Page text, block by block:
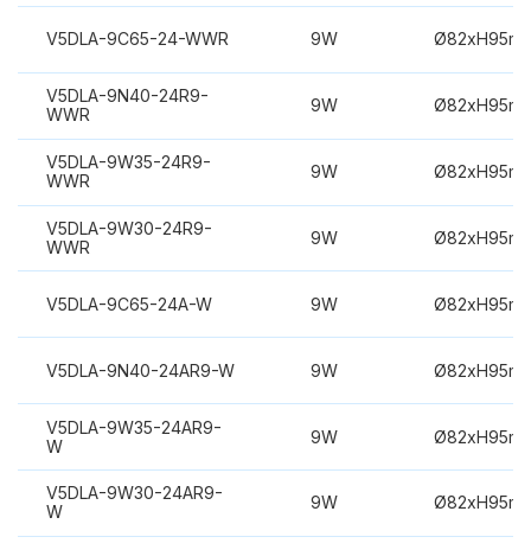
V5DLA-9C65-24-WWR 9W
V5DLA-9N40-24R9-
WWR
9W
V5DLA-9W35-24R9-
WWR
9W
V5DLA-9W30-24R9-
WWR
9W
V5DLA-9C65-24A-W 9W
V5DLA-9N40-24AR9-W 9W
V5DLA-9W35-24AR9-
W
9W
V5DLA-9W30-24AR9-
W
9W